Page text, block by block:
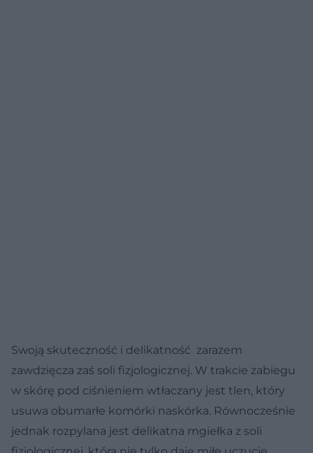
Swoją skuteczność i delikatność zarazem
zawdzięcza zaś soli fizjologicznej. W trakcie zabiegu
w skórę pod ciśnieniem wtłaczany jest tlen, który
usuwa obumarłe komórki naskórka. Równocześnie
jednak rozpylana jest delikatna mgiełka z soli